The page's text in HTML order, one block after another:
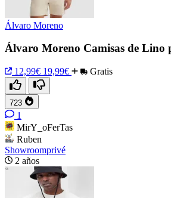
Álvaro Moreno
Álvaro Moreno Camisas de Lino
12,99€ 19,99€ Gratis
723
1
MirY_oFerTas
Ruben
Showroomprivé
2 años